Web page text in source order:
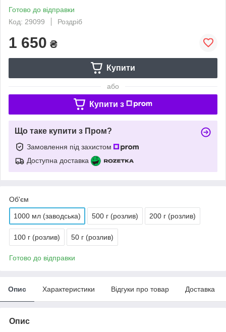
Готово до відправки
Код: 29099
Роздріб
1 650 ₴
Купити
або
Купити з
Що таке купити з Пром?
Замовлення під захистом
Доступна доставка
Об'єм
1000 мл (заводська) 500 г (розлив) 200 г (розлив)
100 г (розлив) 50 г (розлив)
Готово до відправки
Опис Характеристики Відгуки про товар Доставка
Опис